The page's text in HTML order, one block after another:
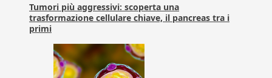
Tumori più aggressivi: scoperta una
trasformazione cellulare chiave, il pancreas tra i
primi